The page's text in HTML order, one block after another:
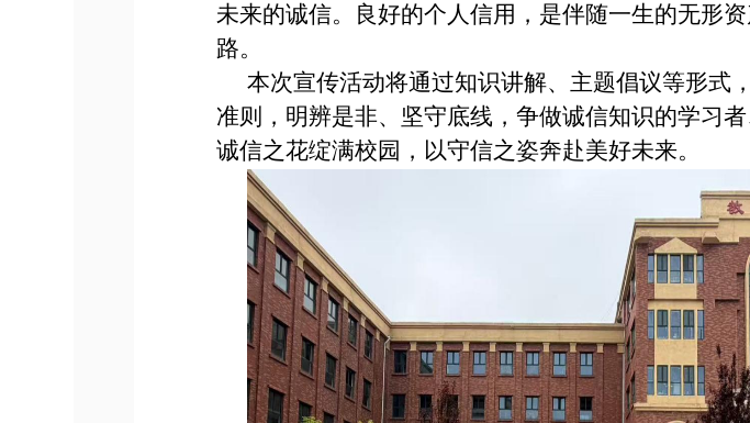
未来的诚信。良好的个人信用，是伴随一生的无形
路。
本次宣传活动将通过知识讲解、主题倡议等形式
准则，明辨是非、坚守底线，争做诚信知识的学习
诚信之花绽满校园，以守信之姿奔赴美好未来。